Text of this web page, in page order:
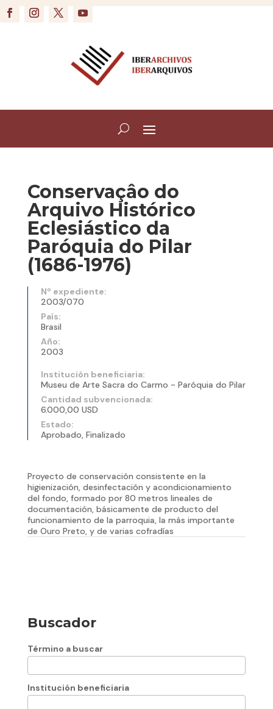
Conservaçâo do
Arquivo Histórico
Eclesiástico da
Paróquia do Pilar
(1686-1976)
Nº expediente:
2003/070
País:
Brasil
Año:
2003
Institución beneficiaria:
Museu de Arte Sacra do Carmo - Paróquia do Pilar
Cantidad subvencionada:
6.000,00 USD
Estado:
Aprobado, Finalizado
Proyecto de conservación consistente en la
higienización, desinfectación y acondicionamiento
del fondo, formado por 80 metros lineales de
documentación, básicamente de producto del
funcionamiento de la parroquia, la más importante
de Ouro Preto, y de varias cofradías
Buscador
Término a buscar
Institución beneficiaria